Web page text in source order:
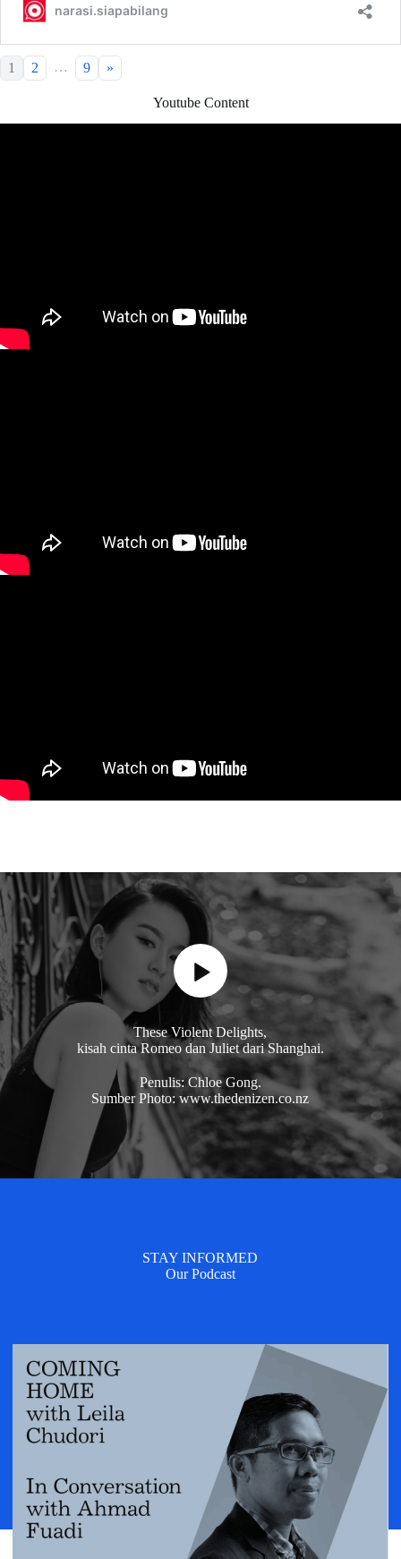
1 2 … 9 »
Youtube Content
These Violent Delights,
kisah cinta Romeo dan Juliet dari Shanghai.
Penulis: Chloe Gong.
Sumber Photo: www.thedenizen.co.nz
STAY INFORMED
Our Podcast